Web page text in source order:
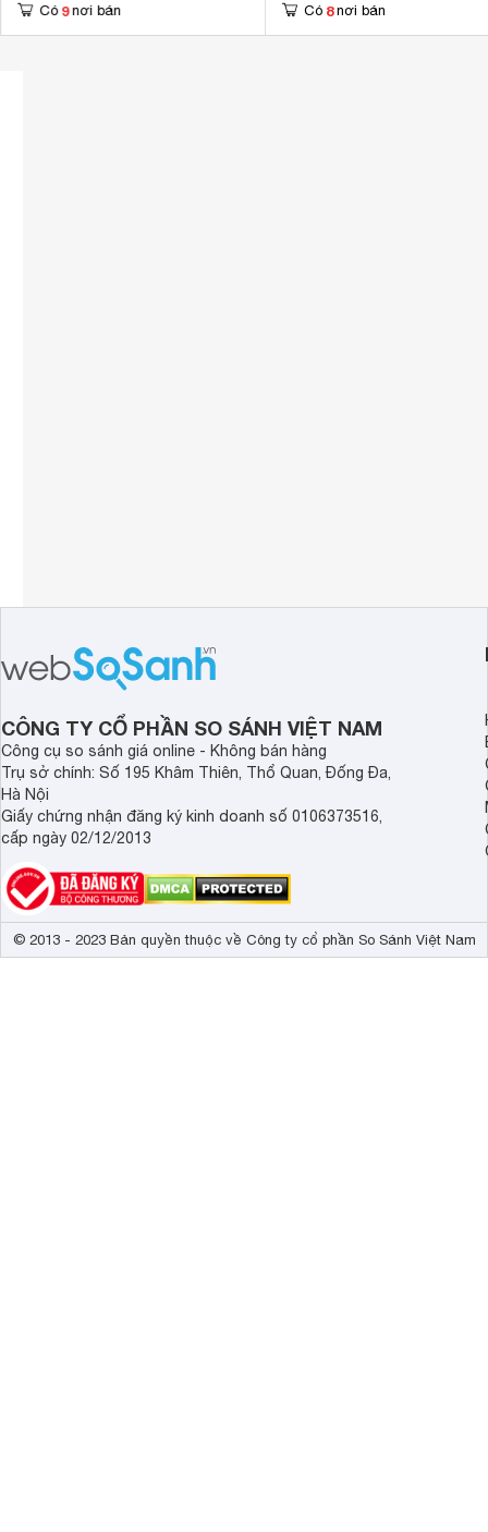
Có 9 nơi bán Có 8 nơi bán
CÔNG TY CỔ PHẦN SO SÁNH VIỆT NAM
Công cụ so sánh giá online - Không bán hàng
Trụ sở chính: Số 195 Khâm Thiên, Thổ Quan, Đống Đa,
Hà Nội
Giấy chứng nhận đăng ký kinh doanh số 0106373516,
cấp ngày 02/12/2013
© 2013 - 2023 Bản quyền thuộc về Công ty cổ phần So Sánh Việt Nam